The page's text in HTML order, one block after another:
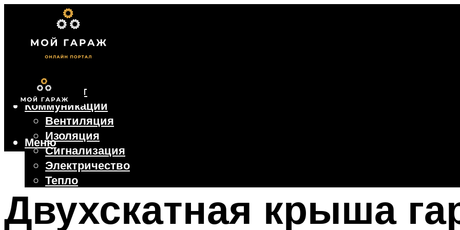
Фундамент
Коммуникации
Вентиляция
Изоляция
Сигнализация
Электричество
Тепло
Крыша
Ворота
Меню
Двухскатная крыша